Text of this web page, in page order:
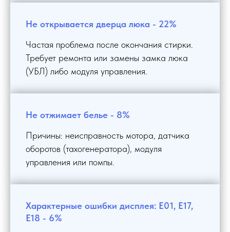
Не открывается дверца люка - 22%
Частая проблема после окончания стирки.
Требует ремонта или замены замка люка
(УБЛ) либо модуля управления.
Не отжимает белье - 8%
Причины: неисправность мотора, датчика
оборотов (тахогенератора), модуля
управления или помпы.
Характерные ошибки дисплея: E01, E17,
E18 - 6%